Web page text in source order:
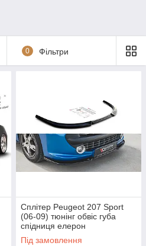
0 Фільтри
Сплітер Peugeot 207 Sport
(06-09) тюнінг обвіс губа
спідниця елерон
Під замовлення